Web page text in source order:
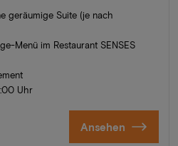
geräumige Suite (je nach
Menü im Restaurant SENSES
Uhr
Ansehen